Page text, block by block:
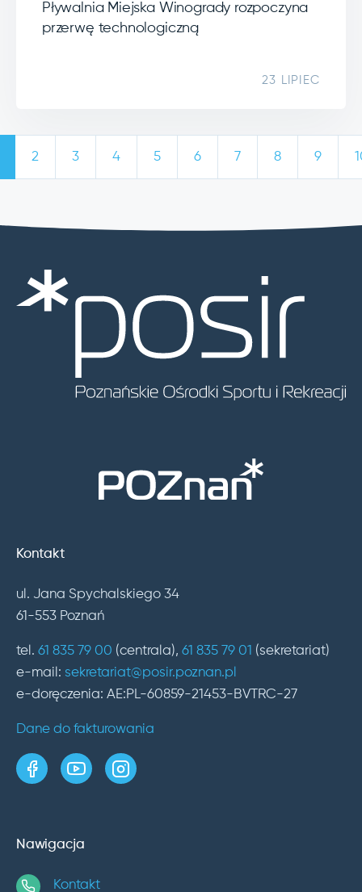
Pływalnia Miejska Winogrady rozpoczyna
przerwę technologiczną
23 LIPIEC
2 3 4 5 6 7 8 9
Kontakt
ul. Jana Spychalskiego 34
61-553 Poznań
tel. 61 835 79 00 (centrala), 61 835 79 01 (sekretariat)
e-mail: sekretariat@posir.poznan.pl
e-doręczenia: AE:PL-60859-21453-BVTRC-27
Dane do fakturowania
strona w serwisie Facebook
kanał w serwisie YouTube
profil w serwisie Instagram
Nawigacja
Kontakt